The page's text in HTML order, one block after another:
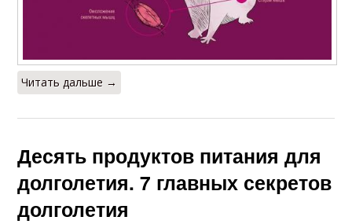
Читать дальше →
Десять продуктов питания для
долголетия. 7 главных секретов
долголетия